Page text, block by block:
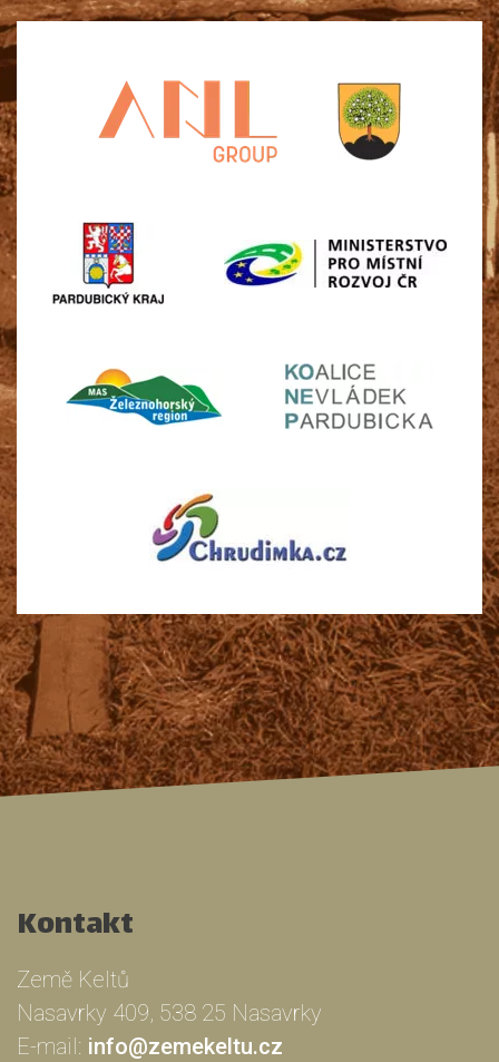
Kontakt
Země Keltů
Nasavrky 409, 538 25 Nasavrky
E-mail: info@zemekeltu.cz